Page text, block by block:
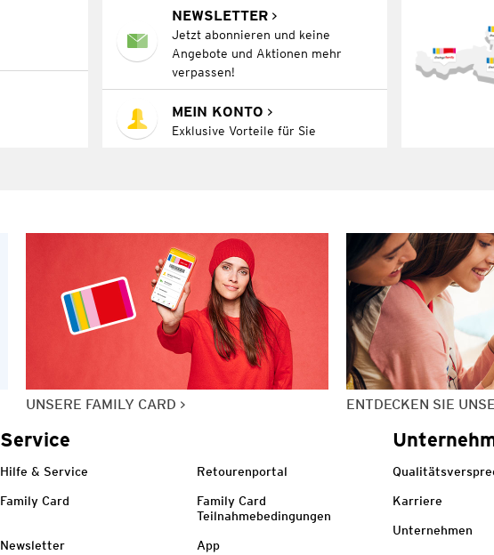
NEWSLETTER
Jetzt abonnieren und keine
Angebote und Aktionen mehr
verpassen!
MEIN KONTO
Exklusive Vorteile für Sie
UNSERE FAMILY CARD ENTDECKEN SIE
Service
Hilfe & Service Retourenportal
Family Card
Family Card
Teilnahmebedingungen
Newsletter App
Karriere
Unternehmen